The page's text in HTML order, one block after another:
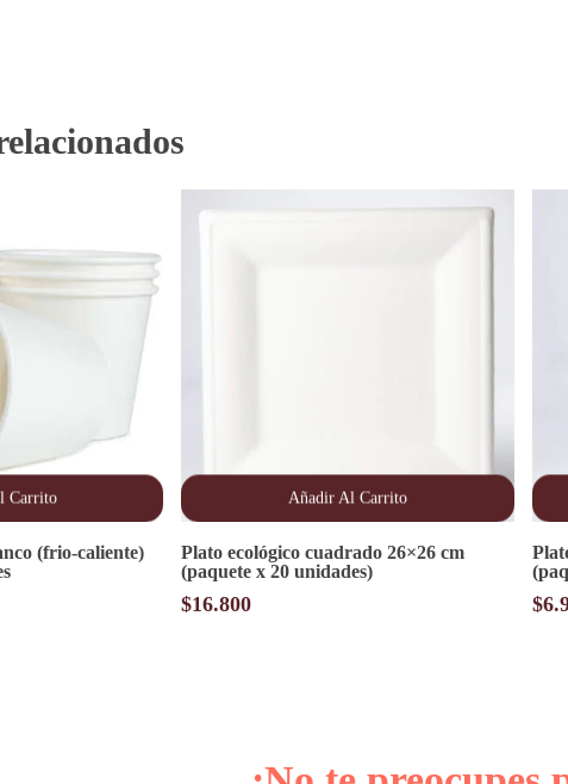
Carrito
(frio-caliente)
Añadir Al Carrito
Plato ecológico cuadrado 26×26 cm
(paquete x 20 unidades)
$16.800 $